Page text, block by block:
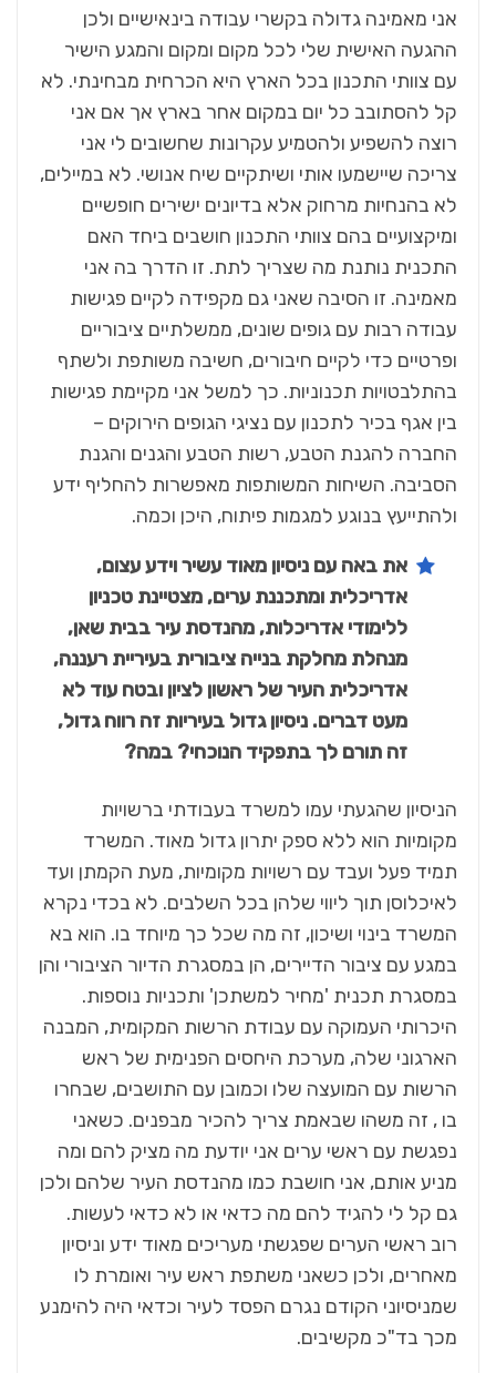
אני מאמינה גדולה בקשרי עבודה בינאישיים ולכן
ההגעה האישית שלי לכל מקום ומקום והמגע הישיר
עם צוותי התכנון בכל הארץ היא הכרחית מבחינתי. לא
קל להסתובב כל יום במקום אחר בארץ אך אם אני
רוצה להשפיע ולהטמיע עקרונות שחשובים לי אני
צריכה שיישמעו אותי ושיתקיים שיח אנושי. לא במיילים,
לא בהנחיות מרחוק אלא בדיונים ישירים חופשיים
ומיקצועיים בהם צוותי התכנון חושבים ביחד האם
התכנית נותנת מה שצריך לתת. זו הדרך בה אני
מאמינה. זו הסיבה שאני גם מקפידה לקיים פגישות
עבודה רבות עם גופים שונים, ממשלתיים ציבוריים
ופרטיים כדי לקיים חיבורים, חשיבה משותפת ולשתף
בהתלבטויות תכנוניות. כך למשל אני מקיימת פגישות
בין אגף בכיר לתכנון עם נציגי הגופים הירוקים –
החברה להגנת הטבע, רשות הטבע והגנים והגנת
הסביבה. השיחות המשותפות מאפשרות להחליף ידע
ולהתייעץ בנוגע למגמות פיתוח, היכן וכמה.
את באה עם ניסיון מאוד עשיר וידע עצום,
אדריכלית ומתכננת ערים, מצטיינת טכניון
ללימודי אדריכלות, מהנדסת עיר בבית שאן,
מנהלת מחלקת בנייה ציבורית בעיריית רעננה,
אדריכלית העיר של ראשון לציון ובטח עוד לא
מעט דברים. ניסיון גדול בעיריות זה רווח גדול,
זה תורם לך בתפקיד הנוכחי? במה?
הניסיון שהגעתי עמו למשרד בעבודתי ברשויות
מקומיות הוא ללא ספק יתרון גדול מאוד. המשרד
תמיד פעל ועבד עם רשויות מקומיות, מעת הקמתן ועד
לאיכלוסן תוך ליווי שלהן בכל השלבים. לא בכדי נקרא
המשרד בינוי ושיכון, זה מה שכל כך מיוחד בו. הוא בא
במגע עם ציבור הדיירים, הן במסגרת הדיור הציבורי והן
במסגרת תכנית 'מחיר למשתכן' ותכניות נוספות.
היכרותי העמוקה עם עבודת הרשות המקומית, המבנה
הארגוני שלה, מערכת היחסים הפנימית של ראש
הרשות עם המועצה שלו וכמובן עם התושבים, שבחרו
בו , זה משהו שבאמת צריך להכיר מבפנים. כשאני
נפגשת עם ראשי ערים אני יודעת מה מציק להם ומה
מניע אותם, אני חושבת כמו מהנדסת העיר שלהם ולכן
גם קל לי להגיד להם מה כדאי או לא כדאי לעשות.
רוב ראשי הערים שפגשתי מעריכים מאוד ידע וניסיון
מאחרים, ולכן כשאני משתפת ראש עיר ואומרת לו
שמניסיוני הקודם נגרם הפסד לעיר וכדאי היה להימנע
מכך בד"כ מקשיבים.